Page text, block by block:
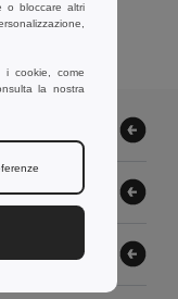
o bloccare altri
i cookie, come
la nostra